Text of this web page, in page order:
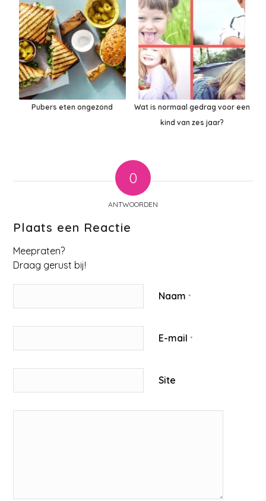
Pubers eten ongezond
Wat is normaal gedrag voor een
kind van zes jaar?
0
ANTWOORDEN
Plaats een Reactie
Meepraten?
Draag gerust bij!
Naam*
E-mail*
Site